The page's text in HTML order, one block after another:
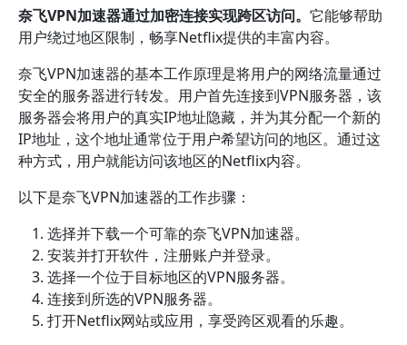
奈飞VPN加速器通过加密连接实现跨区访问。 它能够帮助
用户绕过地区限制，畅享Netflix提供的丰富内容。
奈飞VPN加速器的基本工作原理是将用户的网络流量通过
安全的服务器进行转发。用户首先连接到VPN服务器，该
服务器会将用户的真实IP地址隐藏，并为其分配一个新的
IP地址，这个地址通常位于用户希望访问的地区。通过这
种方式，用户就能访问该地区的Netflix内容。
以下是奈飞VPN加速器的工作步骤：
选择并下载一个可靠的奈飞VPN加速器。
安装并打开软件，注册账户并登录。
选择一个位于目标地区的VPN服务器。
连接到所选的VPN服务器。
打开Netflix网站或应用，享受跨区观看的乐趣。